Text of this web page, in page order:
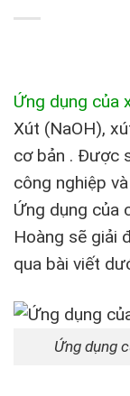
Ứng dụng của
Xút (NaOH),
cơ bản . Được
công nghiệp
Ứng dụng của
Hoàng sẽ giải
qua bài viết
Ứng dụng